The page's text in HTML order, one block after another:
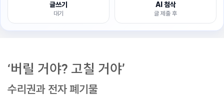
글쓰기
대기
AI 첨삭
글 제출 후
‘버릴 거야? 고칠 거야’
수리권과 전자 폐기물